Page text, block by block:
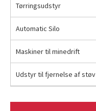
Tørringsudstyr
Automatic Silo
Maskiner til minedrift
Udstyr til fjernelse af støv